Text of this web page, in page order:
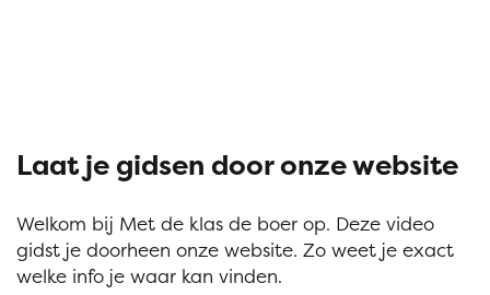
Laat je gidsen door onze website
Welkom bij Met de klas de boer op. Deze video
gidst je doorheen onze website. Zo weet je exact
welke info je waar kan vinden.